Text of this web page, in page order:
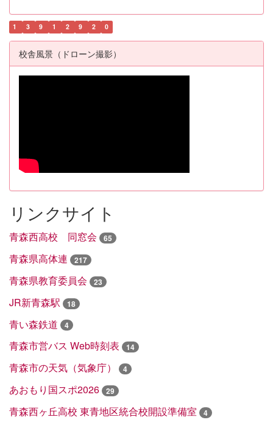
1 3 9 1 2 9 2 0
校舎風景（ドローン撮影）
リンクサイト
青森西高校 同窓会 65
青森県高体連 217
青森県教育委員会 23
JR新青森駅 18
青い森鉄道 4
青森市営バス Web時刻表 14
青森市の天気（気象庁） 4
あおもり国スポ2026 29
青森西ヶ丘高校 東青地区統合校開設準備室 4